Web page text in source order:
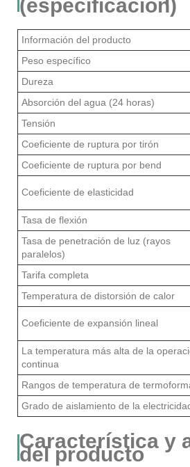
(especificación)
Información del producto
Peso específico
Dureza
Absorción del agua (24 horas)
Tensión
Coeficiente de ruptura por tirón
Coeficiente de ruptura por bend
Coeficiente de elasticidad
Tasa de flexión
Tasa de penetración de luz (rayos
paralelos)
Tarifa completa
Temperatura de distorsión de calor
Coeficiente de expansión lineal
La temperatura más alta de la
continua
Rangos de temperatura de
Grado de aislamiento de la
Característica y
del producto